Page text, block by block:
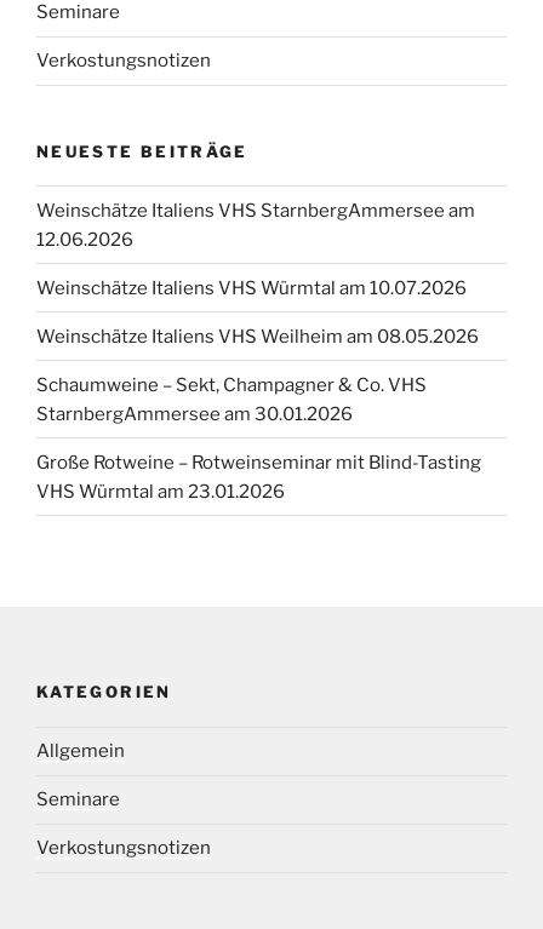
Seminare
Verkostungsnotizen
NEUESTE BEITRÄGE
Weinschätze Italiens VHS StarnbergAmmersee am
12.06.2026
Weinschätze Italiens VHS Würmtal am 10.07.2026
Weinschätze Italiens VHS Weilheim am 08.05.2026
Schaumweine – Sekt, Champagner & Co. VHS
StarnbergAmmersee am 30.01.2026
Große Rotweine – Rotweinseminar mit Blind-Tasting
VHS Würmtal am 23.01.2026
KATEGORIEN
Allgemein
Seminare
Verkostungsnotizen